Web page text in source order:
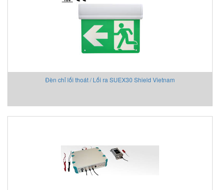
Đèn chỉ lối thoát / Lối ra SUEX30 Shield Vietnam